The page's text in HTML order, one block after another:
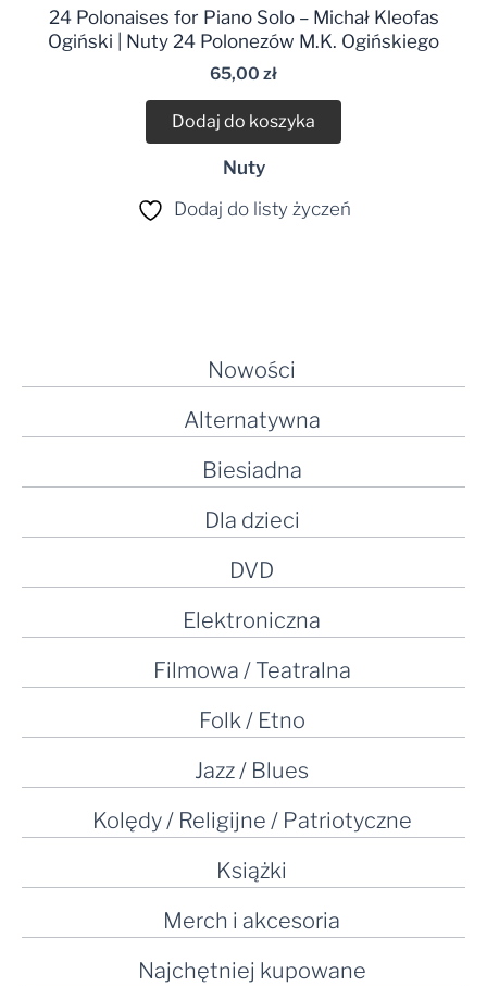
Nowości
Alternatywna
Biesiadna
Dla dzieci
DVD
Elektroniczna
Filmowa / Teatralna
Folk / Etno
Jazz / Blues
Kolędy / Religijne / Patriotyczne
Książki
Merch i akcesoria
Najchętniej kupowane
24 Polonaises for Piano Solo – Michał Kleofas
Ogiński | Nuty 24 Polonezów M.K. Ogińskiego
65,00 zł
Dodaj do koszyka
Nuty
Dodaj do listy życzeń